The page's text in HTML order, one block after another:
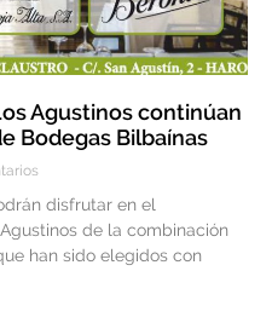
Agustinos continúan
Bodegas Bilbaínas
disfrutar en el
de la combinación
han sido elegidos con